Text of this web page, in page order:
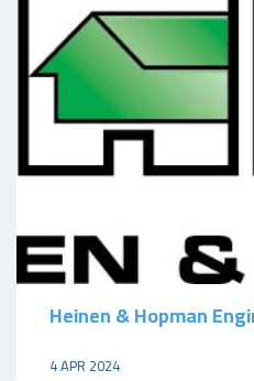
Heinen & Hopman
4 APR 2024